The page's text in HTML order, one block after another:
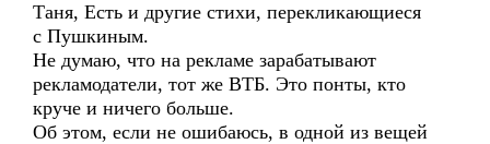
Таня, Есть и другие стихи, перекликающиеся
с Пушкиным.
Не думаю, что на рекламе зарабатывают
рекламодатели, тот же ВТБ. Это понты, кто
круче и ничего больше.
Об этом, если не ошибаюсь, в одной из вещей